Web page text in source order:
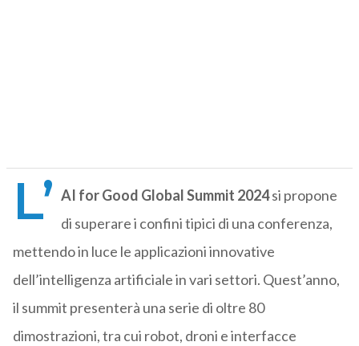
L’ AI for Good Global Summit 2024si propone
di superare i confini tipici di una conferenza,
mettendo in luce le applicazioni innovative
dell’intelligenza artificiale in vari settori. Quest’anno,
il summit presenterà una serie di oltre 80
dimostrazioni, tra cui robot, droni e interfacce